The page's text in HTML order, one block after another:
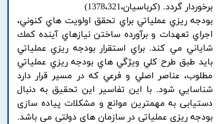
برخوردار گردد. (کرباسیان،1378،321)
بودجه ريزي عملياتي براي تحقق اولويت هاي كنوني،
اجراي تعهدات و برآورده ساختن نيازهاي آينده كمك
شاياني مي كند. براي استقرار بودجه ريزي عملياتي
بايد طبق طرح كلي ويژگي هاي بودجه ريزي عملياتي
مطلوب، عناصر اصلي و فرعي كه در مسير قرار دارد
شناسايي شود. با اين تفاسير اين تحقيق به دنبال
دستیابی به مهمترین موانع و مشکلات پیاده سازی
بودجه ریزی عملیاتی در سازمان های دولتی می باشد.